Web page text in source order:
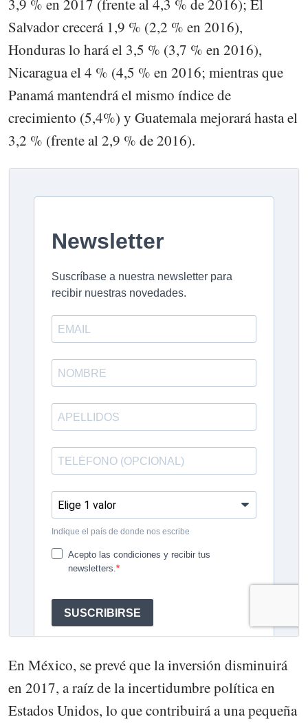
3,9 % en 2017 (frente al 4,3 % de 2016); El
Salvador crecerá 1,9 % (2,2 % en 2016),
Honduras lo hará el 3,5 % (3,7 % en 2016),
Nicaragua el 4 % (4,5 % en 2016; mientras que
Panamá mantendrá el mismo índice de
crecimiento (5,4%) y Guatemala mejorará hasta el
3,2 % (frente al 2,9 % de 2016).
En México, se prevé que la inversión disminuirá
en 2017, a raíz de la incertidumbre política en
Estados Unidos, lo que contribuirá a una pequeña